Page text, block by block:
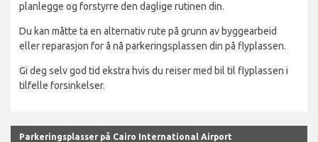
planlegge og forstyrre den daglige rutinen din.
Du kan måtte ta en alternativ rute på grunn av byggearbeid
eller reparasjon for å nå parkeringsplassen din på flyplassen.
Gi deg selv god tid ekstra hvis du reiser med bil til flyplassen i
tilfelle forsinkelser.
Parkeringsplasser på Cairo International Airport